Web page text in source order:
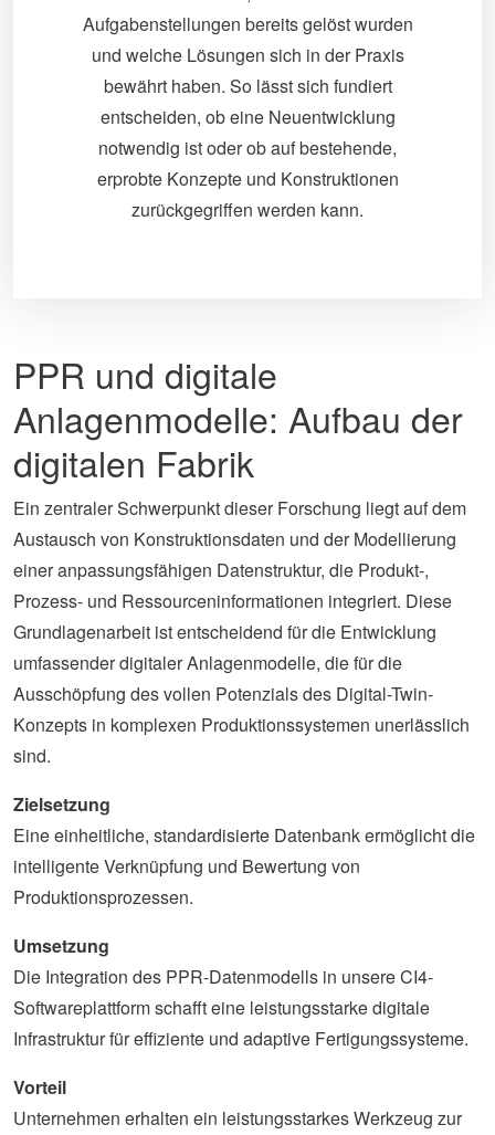
Aufgabenstellungen bereits gelöst wurden
und welche Lösungen sich in der Praxis
bewährt haben. So lässt sich fundiert
entscheiden, ob eine Neuentwicklung
notwendig ist oder ob auf bestehende,
erprobte Konzepte und Konstruktionen
zurückgegriffen werden kann.
PPR und digitale
Anlagenmodelle: Aufbau der
digitalen Fabrik
Ein zentraler Schwerpunkt dieser Forschung liegt auf dem
Austausch von Konstruktionsdaten und der Modellierung
einer anpassungsfähigen Datenstruktur, die Produkt-,
Prozess- und Ressourceninformationen integriert. Diese
Grundlagenarbeit ist entscheidend für die Entwicklung
umfassender digitaler Anlagenmodelle, die für die
Ausschöpfung des vollen Potenzials des Digital-Twin-
Konzepts in komplexen Produktionssystemen unerlässlich
sind.
Zielsetzung
Eine einheitliche, standardisierte Datenbank ermöglicht die
intelligente Verknüpfung und Bewertung von
Produktionsprozessen.
Umsetzung
Die Integration des PPR-Datenmodells in unsere CI4-
Softwareplattform schafft eine leistungsstarke digitale
Infrastruktur für effiziente und adaptive Fertigungssysteme.
Vorteil
Unternehmen erhalten ein leistungsstarkes Werkzeug zur